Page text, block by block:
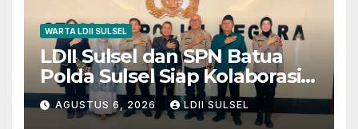
WARTA LDII SULSEL
LDII Sulsel dan SPN Batua
Polda Sulsel Siap Kolaborasi
Bakti Sosial Sambut HUT RI
ke-81
AGUSTUS 6, 2026 LDII SULSEL